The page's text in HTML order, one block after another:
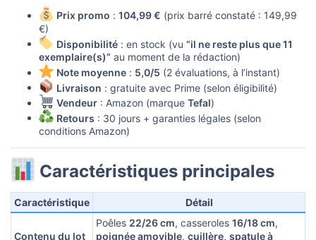
Prix promo : 104,99 € (prix barré constaté : 149,99
€)
Disponibilité: en stock (vu “il ne reste plus que 11
exemplaire(s)” au moment de la rédaction)
Note moyenne: 5,0/5 (2 évaluations, à l’instant)
Livraison : gratuite avec Prime (selon éligibilité)
Vendeur: Amazon (marque Tefal)
Retours : 30 jours + garanties légales (selon
conditions Amazon)
Caractéristiques principales​
Caractéristique Détail
Contenu du lot
Poêles 22/26 cm, casseroles 16/18 cm,
poignée amovible, cuillère, spatule à